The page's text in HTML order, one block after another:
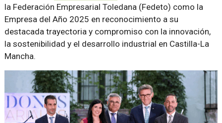
la Federación Empresarial Toledana (Fedeto) como la
Empresa del Año 2025 en reconocimiento a su
destacada trayectoria y compromiso con la innovación,
la sostenibilidad y el desarrollo industrial en Castilla-La
Mancha.